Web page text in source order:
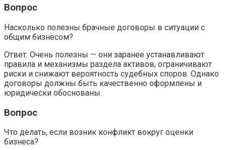
Вопрос
Насколько полезны брачные договоры в ситуации с
общим бизнесом?
Ответ: Очень полезны — они заранее устанавливают
правила и механизмы раздела активов, ограничивают
риски и снижают вероятность судебных споров. Однако
договоры должны быть качественно оформлены и
юридически обоснованы.
Вопрос
Что делать, если возник конфликт вокруг оценки
бизнеса?